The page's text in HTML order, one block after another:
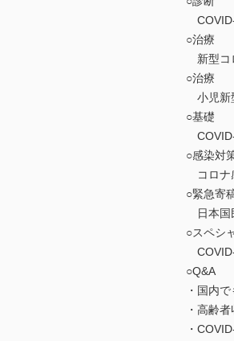
○治療
新型コ
○治療
小児新
○基礎
○感染対
コロナ
○緊急寄
日本国
○スペシ
○Q&A
・国内
・高齢
・